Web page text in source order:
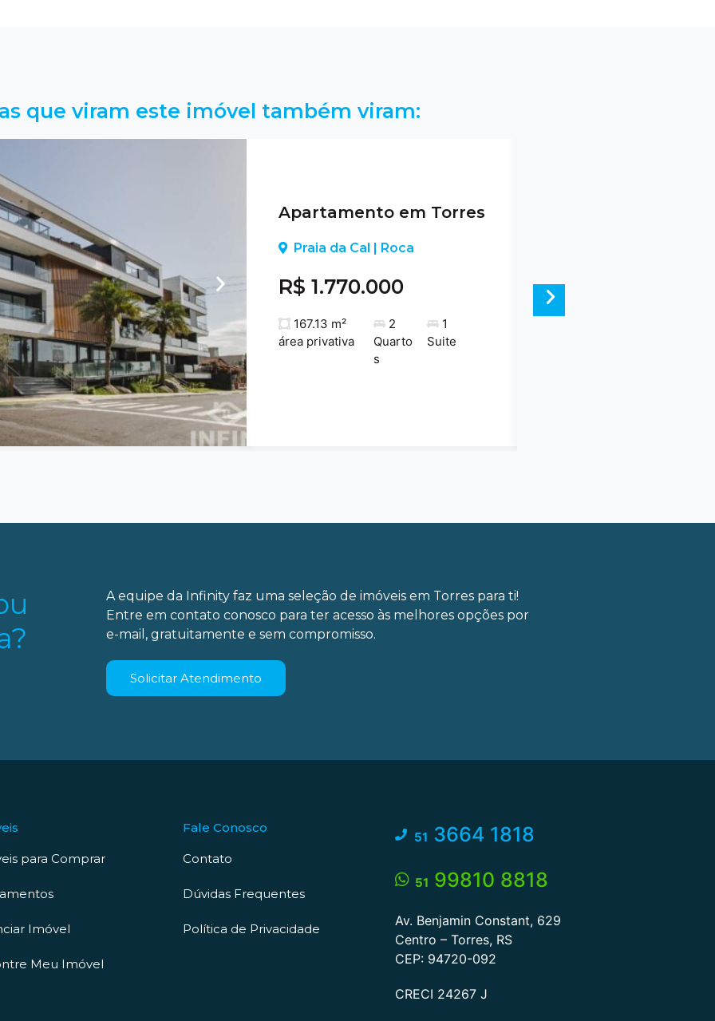
que viram este imóvel também viram:
Apartamento em Torres
Praia da Cal | Roca
R$ 1.770.000
167.13 m²
área privativa
2
Quarto
s
1
Suite
A equipe da Infinity faz uma seleção de imóveis em Torres para ti!
Entre em contato conosco para ter acesso às melhores opções por
e-mail, gratuitamente e sem compromisso.
Solicitar Atendimento
para Comprar
Imóvel
Meu Imóvel
Fale Conosco
Contato
Dúvidas Frequentes
Política de Privacidade
51 3664 1818
51 99810 8818
Av. Benjamin Constant, 629
Centro – Torres, RS
CEP: 94720-092
CRECI 24267 J